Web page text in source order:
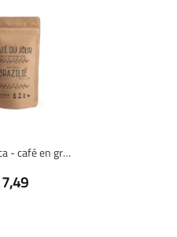
Brésil 100 % Arabica - café en grains fraîchement torréfié
7,49